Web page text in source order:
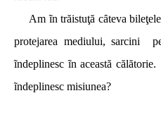
Am ĩn trăistuţă cȃteva bileţele
protejarea mediului, sarcini
ĩndeplinesc ĩn această
ĩndeplinesc misiunea?